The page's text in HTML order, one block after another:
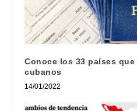
Conoce los 33 países
cubanos
14/01/2022